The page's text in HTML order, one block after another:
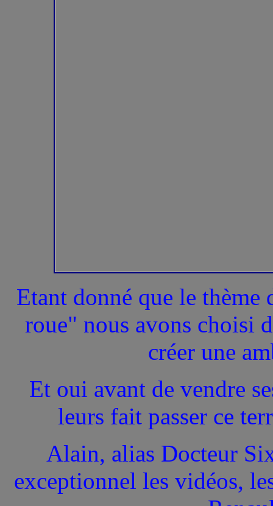
Etant donné que le
roue" nous avons choisi
créer une
Et oui avant de vendre
leurs fait passer ce
Alain, alias Docteur
exceptionnel les vidéos,